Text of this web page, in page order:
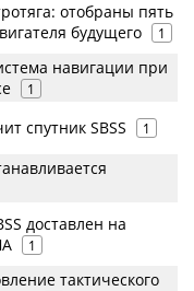
отобраны пять
будущего
1
навигации при
1
спутник SBSS 1
доставлен на
1
тактического